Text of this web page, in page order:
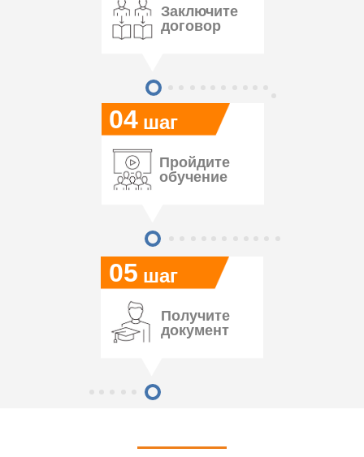
05
04 шаг
шаг
Заключите
договор
Пройдите
обучение
Получите
документ